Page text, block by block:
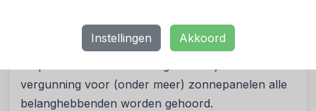
Instellingen Akkoord
toetsen of zonnepanelen voor gevaarlijke situaties
zorgen voor de luchtvaart. Wel zijn lidstaten
vergunning voor (onder meer) zonnepanelen alle
belanghebbenden worden gehoord.